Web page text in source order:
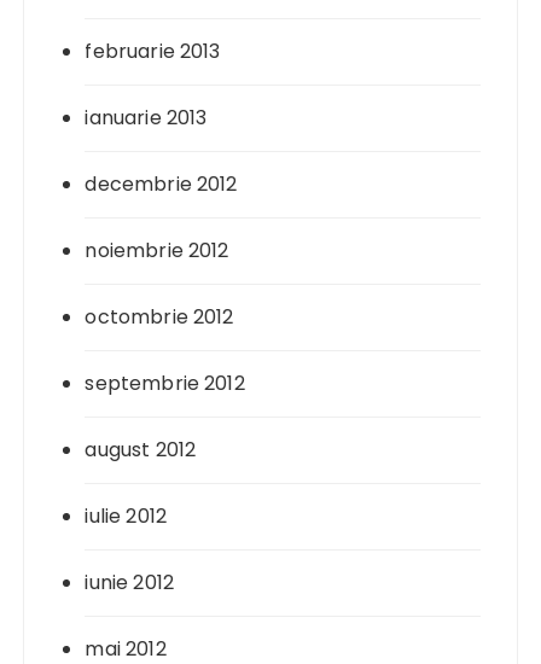
februarie 2013
ianuarie 2013
decembrie 2012
noiembrie 2012
octombrie 2012
septembrie 2012
august 2012
iulie 2012
iunie 2012
mai 2012